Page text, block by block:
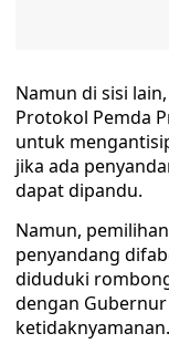
Namun di sisi
Protokol Pemda
untuk
jika ada
dapat dipandu.
Namun,
penyandang
diduduki
dengan
ketidaknyamanan.